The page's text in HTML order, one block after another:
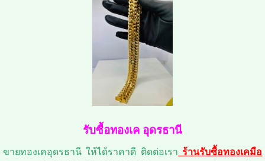
รับซื้อทองเค อุดรธานี
ขายทองเคอุดรธานี ให้ได้ราคาดี ติดต่อเรา ร้านรับซื้อทองเคมือ